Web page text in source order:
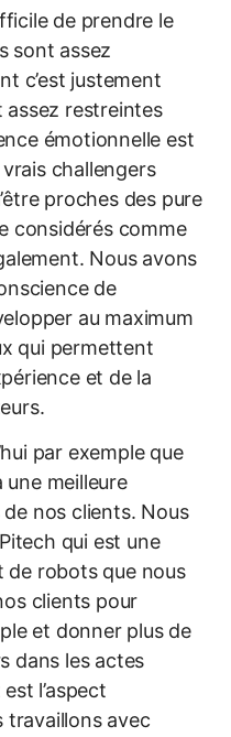
de prendre le
sont assez
c’est justement
assez restreintes
émotionnelle est
challengers
proches des pure
considérés comme
Nous avons
de
au maximum
qui permettent
et de la
par exemple que
une meilleure
nos clients. Nous
qui est une
de robots que nous
clients pour
et donner plus de
dans les actes
l’aspect
travaillons avec